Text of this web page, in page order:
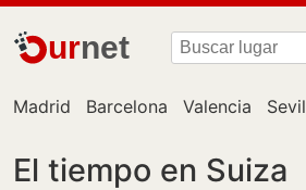
urnet
Madrid Barcelona Valencia
El tiempo en Suiza